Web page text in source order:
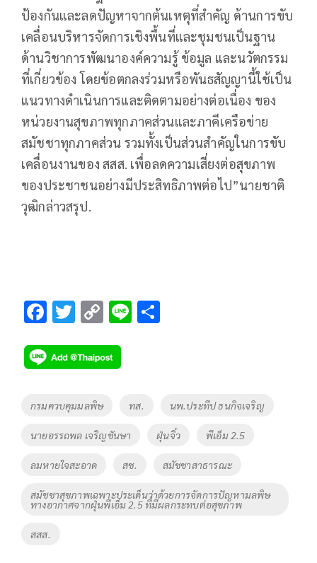
ป้องกันและลดปัญหาจากต้นเหตุที่สำคัญ ด้านการขับ
เคลื่อนบริหารจัดการเชิงพื้นที่และชุมชนเป็นฐาน
ด้านวิชาการพัฒนาองค์ความรู้ ข้อมูล และนวัตกรรม
ที่เกี่ยวข้อง โดยข้อตกลงร่วมหรือพันธสัญญานี้ใช้เป็น
แนวทางดำเนินการและติดตามอย่างต่อเนื่อง ของ
หน่วยงานสุขภาพทุกภาคส่วนและภาคีเครือข่าย
สมัชชาทุกภาคส่วน รวมทั้งเป็นส่วนสำคัญในการขับ
เคลื่อนงานของ สสส. เพื่อลดความเสี่ยงต่อสุขภาพ
ของประชาชนอย่างมีประสิทธิภาพต่อไป”นายชาติ
วุฒิกล่าวสรุป.
F
e
b
o
k
T
tt
er
C
p
y
Li
n
k
Li
Tags
กรมควบคุมมลพิษ ทส. นพ.ประทีป ธนกิจเจริญ
นายอรรถพล เจริญชันษา ฝุ่นจิ๋ว พีเอ็ม 2.5
ลมหายใจสะอาด สช. สมัชชาสาธารณะ
สมัชชาสุขภาพเฉพาะประเด็นว่าด้วยการจัดการปัญหามลพิษ
ทางอากาศจากฝุ่นพีเอ็ม 2.5 ที่มีผลกระทบต่อสุขภาพ
สสส.